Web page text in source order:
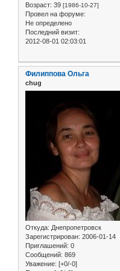
Возраст: 39 [1986-10-27]
Провел на форуме:
Не определено
Последний визит:
2012-08-01 02:03:01
Филиппова Ольга
chug
Откуда: Днепропетровск
Зарегистрирован: 2006-01-14
Приглашений: 0
Сообщений: 869
Уважение: [+0/-0]